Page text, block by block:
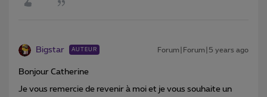
Bigstar AUTEUR Forum|Forum|5 years ago
Bonjour Catherine
Je vous remercie de revenir à moi et je vous souhaite un